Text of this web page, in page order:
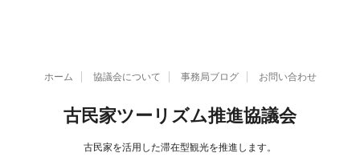
ホーム 協議会について 事務局ブログ お問い合わせ
古民家ツーリズム推進協議会
古民家を活用した滞在型観光を推進します。